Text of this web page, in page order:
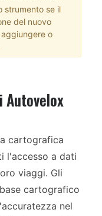
strumento se il
del nuovo
o
Autovelox
cartografica
l'accesso a dati
viaggi. Gli
cartografico
nel